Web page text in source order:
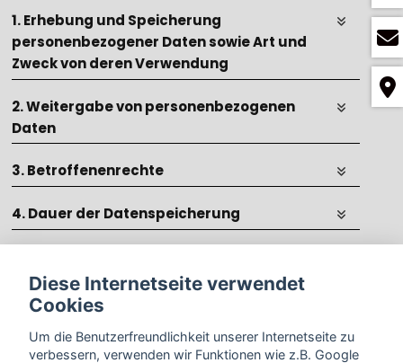
1. Erhebung und Speicherung
personenbezogener Daten sowie Art und
Zweck von deren Verwendung
2. Weitergabe von personenbezogenen
Daten
3. Betroffenenrechte
4. Dauer der Datenspeicherung
6. Dienste von Google Maps APIs
7. Datensicherheit
Diese Internetseite verwendet
Cookies
Um die Benutzerfreundlichkeit unserer Internetseite zu
verbessern, verwenden wir Funktionen wie z.B. Google